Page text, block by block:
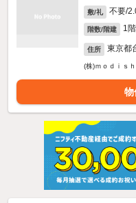
敷/礼 不要/
階数/階建 1
住所 東京都
(株)ｍｏｄｉｓｈ
物